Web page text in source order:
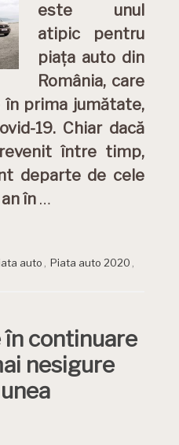
este unul
atipic pentru
piața auto din
România, care
în prima jumătate,
19. Chiar dacă
între timp,
departe de cele
în …
auto Piata auto 2020
în continuare
nesigure